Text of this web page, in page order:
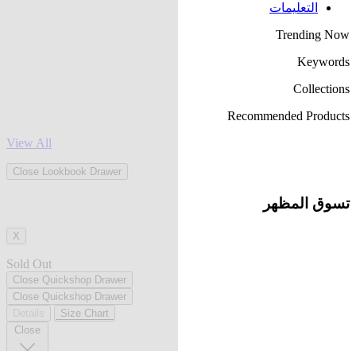
التعليمات
Trending Now
Keywords
Collections
Recommended Products
View All
Close Lookbook Drawer
تسوق المظهر
X
Sold Out
Close Quickshop Drawer
Close Quickshop Drawer
Size Chart
Close